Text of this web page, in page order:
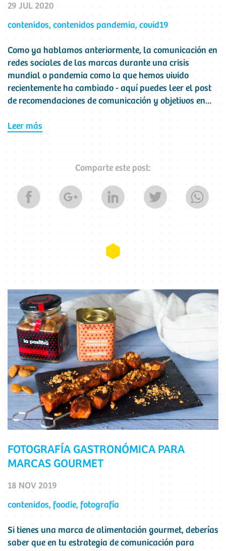
29 JUL 2020
contenidos, contenidos pandemia, covid19
Como ya hablamos anteriormente, la comunicación en
redes sociales de las marcas durante una crisis
mundial o pandemia como la que hemos vivido
recientemente ha cambiado - aquí puedes leer el post
de recomendaciones de comunicación y objetivos en...
Leer más
Comparte este post:
FOTOGRAFÍA GASTRONÓMICA PARA
MARCAS GOURMET
18 NOV 2019
contenidos, foodie, fotografía
Si tienes una marca de alimentación gourmet, deberías
saber que en tu estrategia de comunicación para